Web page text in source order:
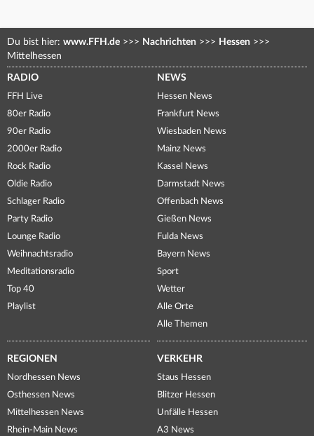
Du bist hier: www.FFH.de >>> Nachrichten >>> Hessen >>>
Mittelhessen
RADIO
FFH Live
80er Radio
90er Radio
2000er Radio
Rock Radio
Oldie Radio
Schlager Radio
Party Radio
Lounge Radio
Weihnachtsradio
Meditationsradio
Top 40
Playlist
NEWS
Hessen News
Frankfurt News
Wiesbaden News
Mainz News
Kassel News
Darmstadt News
Offenbach News
Gießen News
Fulda News
Bayern News
Sport
Wetter
Alle Orte
Alle Themen
REGIONEN
Nordhessen News
Osthessen News
Mittelhessen News
Rhein-Main News
VERKEHR
Staus Hessen
Blitzer Hessen
Unfälle Hessen
A3 News